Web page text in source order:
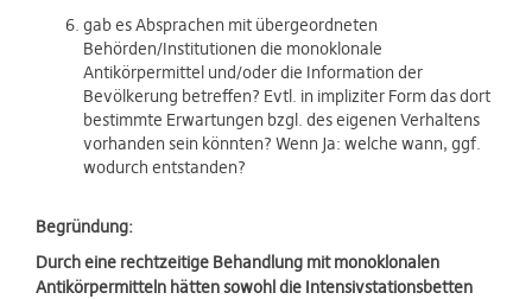
gab es Absprachen mit übergeordneten
Behörden/Institutionen die monoklonale
Antikörpermittel und/oder die Information der
Bevölkerung betreffen? Evtl. in impliziter Form das dort
bestimmte Erwartungen bzgl. des eigenen Verhaltens
vorhanden sein könnten? Wenn Ja: welche wann, ggf.
wodurch entstanden?
Begründung:
Durch eine rechtzeitige Behandlung mit monoklonalen
Antikörpermitteln hätten sowohl die Intensivstationsbetten